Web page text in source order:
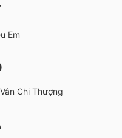
Em
Chi Thượng